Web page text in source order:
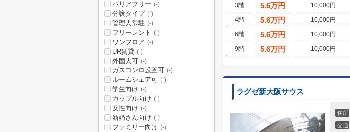
3階
5.6万円 10,000円
4階
5.6万円 10,000円
6階
5.6万円 10,000円
9階
5.6万円 10,000円
ラグゼ新大阪サウス
住所
交通
バリアフリー (-)
分譲タイプ (-)
管理人常駐 (-)
フリーレント (-)
ワンフロア (-)
UR賃貸 (-)
外国人可 (-)
ガスコンロ設置可 (-)
ルームシェア可 (-)
学生向け (-)
カップル向け (-)
女性向け (-)
新婚さん向け (-)
ファミリー向け (-)